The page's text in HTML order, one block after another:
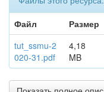
Файл
Размер
tut_ssmu-2
020-31.pdf
4,18
MB